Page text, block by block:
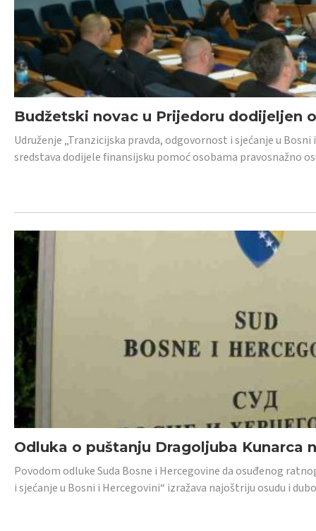
Budžetski novac u Prijedoru dodijeljen
Udruženje „Tranzicijska pravda, odgovornost i sjećanje u
sredstava dodijele finansijsku pomoć osobama pravosnažno
Odluka o puštanju Dragoljuba Kunarca
Povodom odluke Suda Bosne i Hercegovine da osuđenog
i sjećanje u Bosni i Hercegovini“ izražava najoštriju osudu i